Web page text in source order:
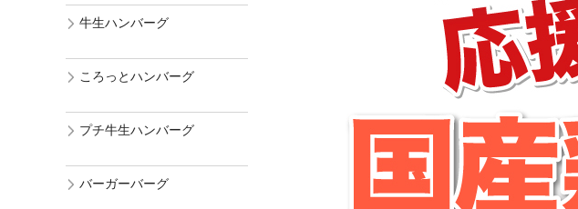
牛生ハンバーグ
ころっとハンバーグ
プチ牛生ハンバーグ
バーガーバーグ